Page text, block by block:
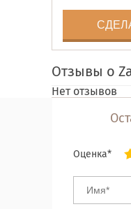
Отзывы о
Нет отзывов
Оценка*